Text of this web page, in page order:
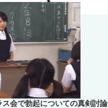
会で勃起についての真剣討論